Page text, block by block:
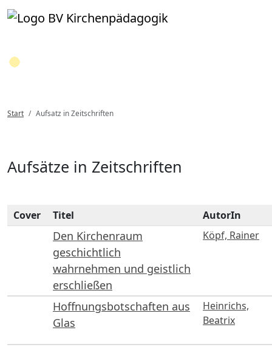
Loading...
Start Aufsatz in Zeitschriften
Aufsätze in Zeitschriften
Cover Titel AutorIn
Den Kirchenraum
geschichtlich
wahrnehmen und geistlich
erschließen
Köpf, Rainer
Hoffnungsbotschaften aus
Glas
Heinrichs,
Beatrix